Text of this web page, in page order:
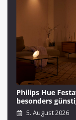
Philips Hue
besonders
5. August 2026